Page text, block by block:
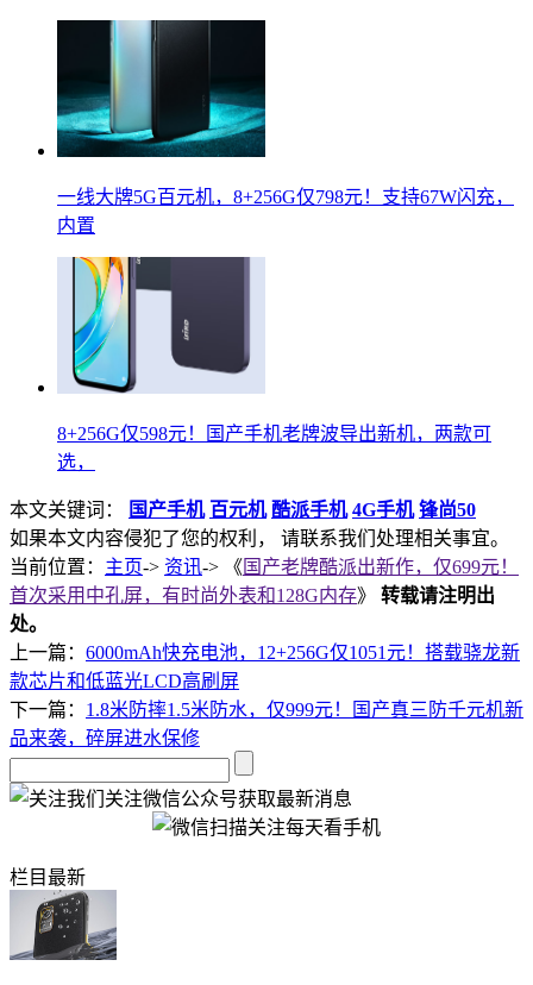
一线大牌5G百元机，8+256G仅798元！支持67W闪充，
内置
8+256G仅598元！国产手机老牌波导出新机，两款可
选，
本文关键词： 国产手机 百元机 酷派手机 4G手机 锋尚50
如果本文内容侵犯了您的权利， 请联系我们处理相关事宜。
当前位置： 主页-> 资讯-> 《 国产老牌酷派出新作，仅699元！
首次采用中孔屏，有时尚外表和128G内存》 转载请注明出
处。
上一篇： 6000mAh快充电池，12+256G仅1051元！搭载骁龙新
款芯片和低蓝光LCD高刷屏
下一篇： 1.8米防摔1.5米防水，仅999元！国产真三防千元机新
品来袭，碎屏进水保修
关注微信公众号获取最新消息
栏目最新